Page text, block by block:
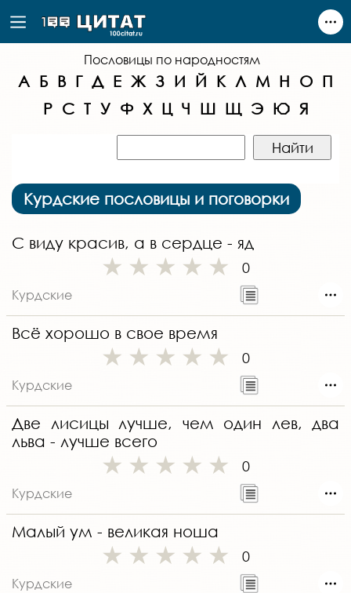
Пословицы по народностям
А Б В Г Д Е Ж З И Й К Л М Н О П
Р С Т У Ф Х Ц Ч Ш Щ Э Ю Я
Курдские пословицы и поговорки
С виду красив, а в сердце - яд
0
Курдские
Всё хорошо в свое время
0
Курдские
Две лисицы лучше, чем один лев, два
льва - лучше всего
0
Курдские
Малый ум - великая ноша
0
Курдские